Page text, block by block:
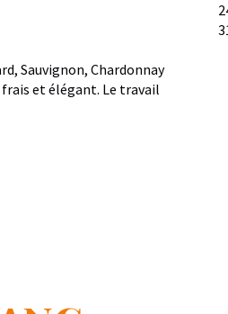
Sauvignon, Chardonnay
et élégant. Le travail